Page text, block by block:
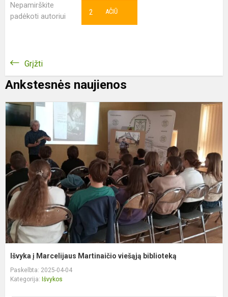
Nepamirškite
padėkoti autoriui
AČIŪ
2
Grįžti
Ankstesnės naujienos
Išvyka į Marcelijaus Martinaičio viešąją biblioteką
Paskelbta: 2025-04-04
Kategorija: Išvykos